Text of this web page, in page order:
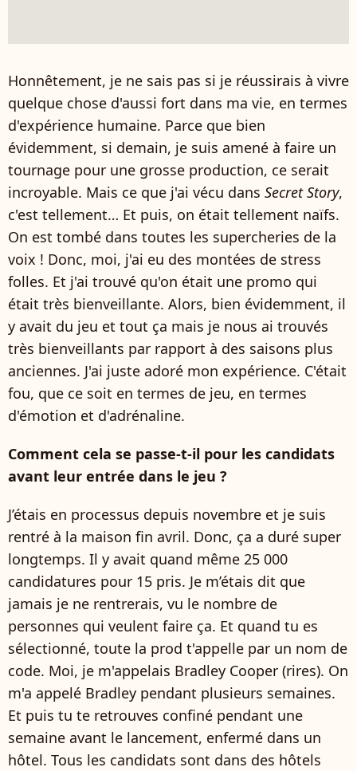
Honnêtement, je ne sais pas si je réussirais à vivre
quelque chose d'aussi fort dans ma vie, en termes
d'expérience humaine. Parce que bien
évidemment, si demain, je suis amené à faire un
tournage pour une grosse production, ce serait
incroyable. Mais ce que j'ai vécu dans Secret Story,
c'est tellement… Et puis, on était tellement naïfs.
On est tombé dans toutes les supercheries de la
voix ! Donc, moi, j'ai eu des montées de stress
folles. Et j'ai trouvé qu'on était une promo qui
était très bienveillante. Alors, bien évidemment, il
y avait du jeu et tout ça mais je nous ai trouvés
très bienveillants par rapport à des saisons plus
anciennes. J'ai juste adoré mon expérience. C'était
fou, que ce soit en termes de jeu, en termes
d'émotion et d'adrénaline.
Comment cela se passe-t-il pour les candidats
avant leur entrée dans le jeu ?
J’étais en processus depuis novembre et je suis
rentré à la maison fin avril. Donc, ça a duré super
longtemps. Il y avait quand même 25 000
candidatures pour 15 pris. Je m’étais dit que
jamais je ne rentrerais, vu le nombre de
personnes qui veulent faire ça. Et quand tu es
sélectionné, toute la prod t'appelle par un nom de
code. Moi, je m'appelais Bradley Cooper (rires). On
m'a appelé Bradley pendant plusieurs semaines.
Et puis tu te retrouves confiné pendant une
semaine avant le lancement, enfermé dans un
hôtel. Tous les candidats sont dans des hôtels